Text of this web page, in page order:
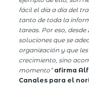
fácil el día a día del
tanto de toda la
tareas. Por eso,
soluciones que se
organización y que
crecimiento, sino
momento” afirma
Canales para el